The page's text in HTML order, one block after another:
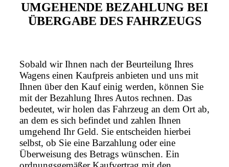
UMGEHENDE BEZAHLUNG BEI
ÜBERGABE DES FAHRZEUGS
Sobald wir Ihnen nach der Beurteilung Ihres
Wagens einen Kaufpreis anbieten und uns mit
Ihnen über den Kauf einig werden, können Sie
mit der Bezahlung Ihres Autos rechnen. Das
bedeutet, wir holen das Fahrzeug an dem Ort ab,
an dem es sich befindet und zahlen Ihnen
umgehend Ihr Geld. Sie entscheiden hierbei
selbst, ob Sie eine Barzahlung oder eine
Überweisung des Betrags wünschen. Ein